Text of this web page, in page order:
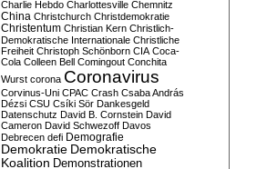
Charlie Hebdo Charlottesville Chemnitz
China Christchurch Christdemokratie
Christentum Christian Kern Christlich-
Demokratische Internationale Christliche
Freiheit Christoph Schönborn CIA Coca-
Cola Colleen Bell Comingout Conchita
Wurst corona Coronavirus
Corvinus-Uni CPAC Crash Csaba András
Dézsi CSU Csíki Sör Dankesgeld
Datenschutz David B. Cornstein David
Cameron David Schwezoff Davos
Debrecen defi Demografie
Demokratie Demokratische
Koalition Demonstrationen